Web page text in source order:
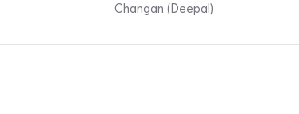
Changan (Deepal)